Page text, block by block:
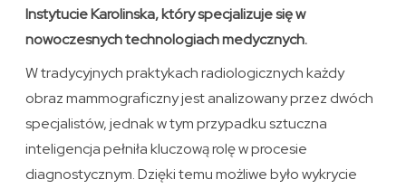
Instytucie Karolinska, który specjalizuje się w
nowoczesnych technologiach medycznych.
W tradycyjnych praktykach radiologicznych każdy
obraz mammograficzny jest analizowany przez dwóch
specjalistów, jednak w tym przypadku sztuczna
inteligencja pełniła kluczową rolę w procesie
diagnostycznym. Dzięki temu możliwe było wykrycie